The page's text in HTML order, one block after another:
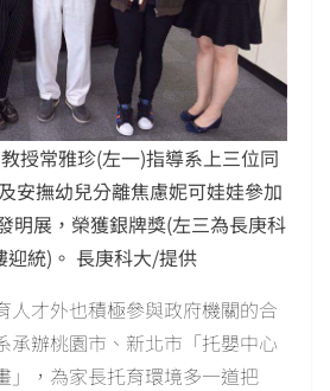
授常雅珍(左一)指導系上三位同
安撫幼兒分離焦慮妮可娃娃參加
明展，榮獲銀牌獎(左三為長庚科
迎統)。 長庚科大/提供
人才外也積極參與政府機關的合
承辦桃園市、新北市「托嬰中心
」，為家長托育環境多一道把